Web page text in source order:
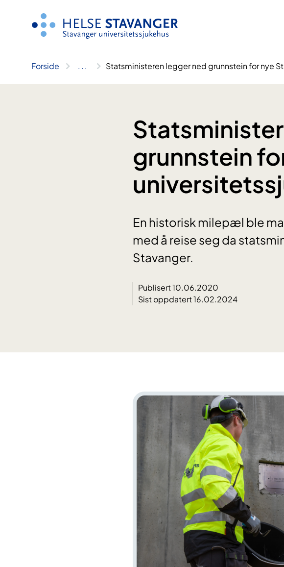
Forside .. . Statsministeren legger ned grunnstein for nye
grunnstein
En historisk milepæl ble
med å reise seg da
Stavanger.
Publisert 10.06.2020
Sist oppdatert 16.02.2024